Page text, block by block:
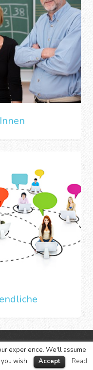
experience. We'll assume
wish.
Accept
Read